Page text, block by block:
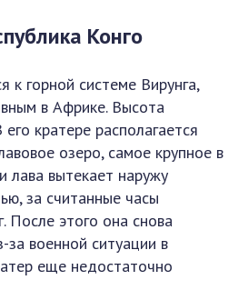
Конго
к горной системе Вирунга,
в Африке. Высота
кратере располагается
озеро, самое крупное в
лава вытекает наружу
за считанные часы
После этого она снова
за военной ситуации в
еще недостаточно